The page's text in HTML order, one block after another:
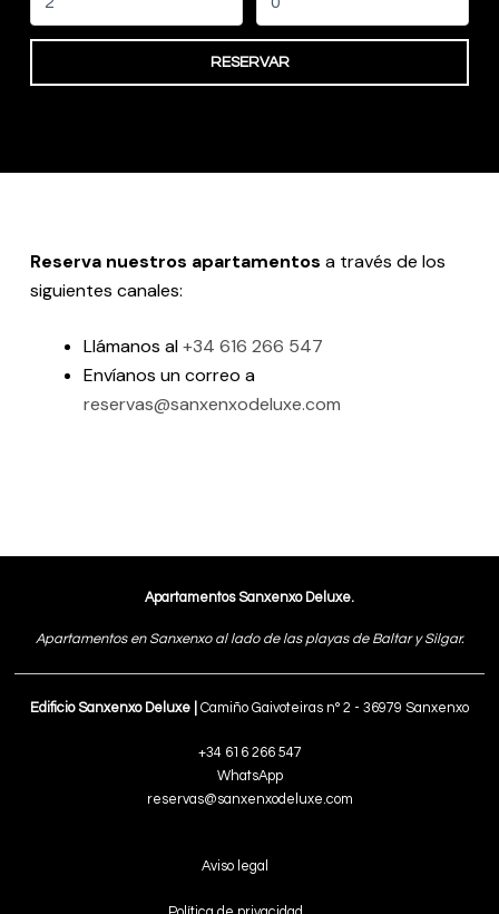
RESERVAR
Reserva nuestros apartamentos a través de los
siguientes canales:
Llámanos al+34 616 266 547
Envíanos un correo a
reservas@sanxenxodeluxe.com
Apartamentos Sanxenxo Deluxe.
Apartamentos en Sanxenxo al lado de las playas de Baltar y Silgar.
Edificio Sanxenxo Deluxe | Camiño Gaivoteiras n° 2 - 36979 Sanxenxo
+34 616 266 547
WhatsApp
reservas@sanxenxodeluxe.com
Aviso legal